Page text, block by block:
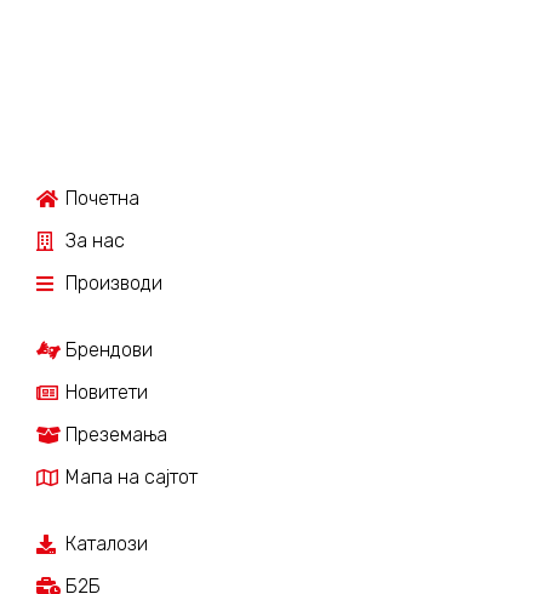
Почетна
За нас
Производи
Брендови
Новитети
Преземања
Мапа на сајтот
Каталози
Б2Б